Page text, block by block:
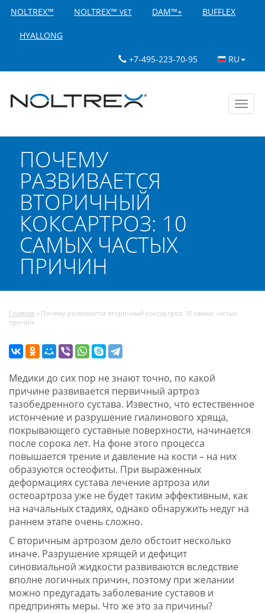
NOLTREX™ NOLTREX™ VET DAM™+ BUFFLEX
HYALLONG
+7-495-223-70-95 RU
ПОЧЕМУ
РАЗВИВАЕТСЯ
ВТОРИЧНЫЙ
КОКСАРТРОЗ: 10
САМЫХ ЧАСТЫХ
ПРИЧИН
Главная » Почему развивается вторичный коксартроз: 10 самых частых
причин
Медики до сих пор не знают точно, по какой
причине развивается первичный артроз
тазобедренного сустава. Известно, что естественное
истончение и разрушение гиалинового хряща,
покрывающего суставные поверхности, начинается
после сорока лет. На фоне этого процесса
повышается трение и давление на кости – на них
образуются остеофиты. При выраженных
деформациях сустава лечение артроза или
остеоартроза уже не будет таким эффективным, как
на начальных стадиях, однако обнаружить недуг на
раннем этапе очень сложно.
С вторичным артрозом дело обстоит несколько
иначе. Разрушение хрящей и дефицит
синовиальной жидкости развиваются вследствие
вполне логичных причин, поэтому при желании
можно предугадать заболевание суставов и
предпринять меры. Что же это за причины?